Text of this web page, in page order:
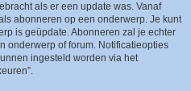
als er een update was. Vanaf
abonneren op een onderwerp. Je kunt
is geüpdate. Abonneren zal je echter
onderwerp of forum. Notificatieopties
ingesteld worden via het